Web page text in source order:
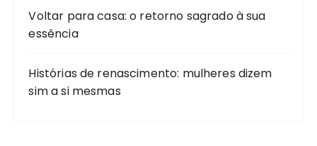
Voltar para casa: o retorno sagrado à sua
essência
Histórias de renascimento: mulheres dizem
sim a si mesmas